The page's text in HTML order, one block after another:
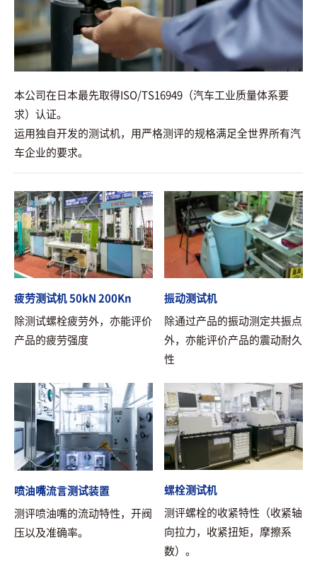
本公司在日本最先取得ISO/TS16949（汽车工业质量体系要
求）认证。
运用独自开发的测试机，用严格测评的规格满足全世界所有汽
车企业的要求。
疲劳测试机 50kN 200Kn
除测试螺栓疲劳外，亦能评价
产品的疲劳强度
振动测试机
除通过产品的振动测定共振点
外，亦能评价产品的震动耐久
性
喷油嘴流言测试装置
测评喷油嘴的流动特性，开阀
压以及准确率。
螺栓测试机
测评螺栓的收紧特性（收紧轴
向拉力，收紧扭矩，摩擦系
数）。